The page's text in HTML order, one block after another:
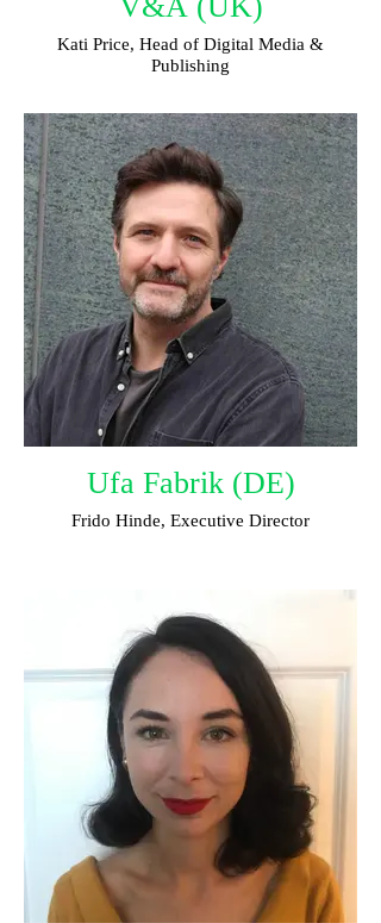
Kati Price, Head of Digital Media &
Publishing
Ufa Fabrik (DE)
Frido Hinde, Executive Director